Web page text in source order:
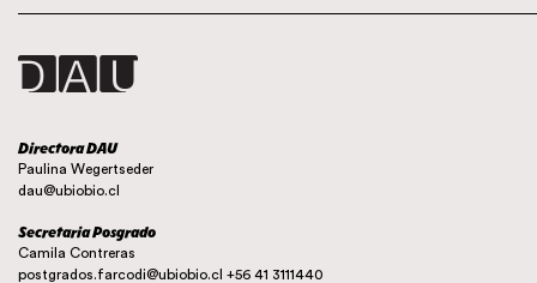
Directora DAU
Paulina Wegertseder
dau@ubiobio.cl
Secretaria Posgrado
Camila Contreras
postgrados.farcodi@ubiobio.cl +56 41 3111440